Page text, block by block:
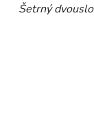
Šetrný